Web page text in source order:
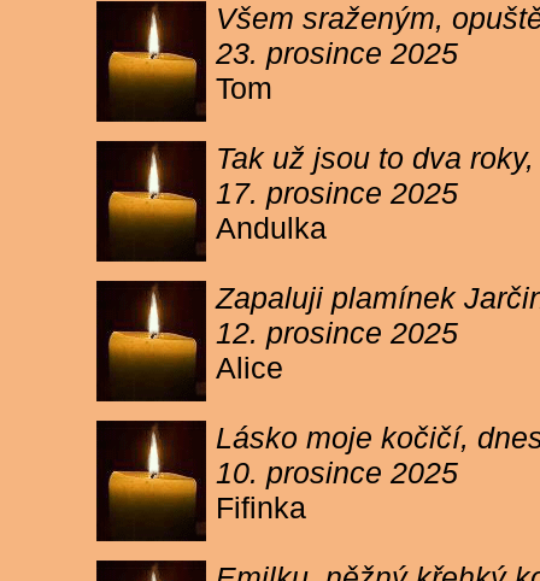
Všem sraženým,
23. prosince 2025
Tom
Tak už jsou to dva
17. prosince 2025
Andulka
Zapaluji plamínek
12. prosince 2025
Alice
Lásko moje kočičí,
10. prosince 2025
Fifinka